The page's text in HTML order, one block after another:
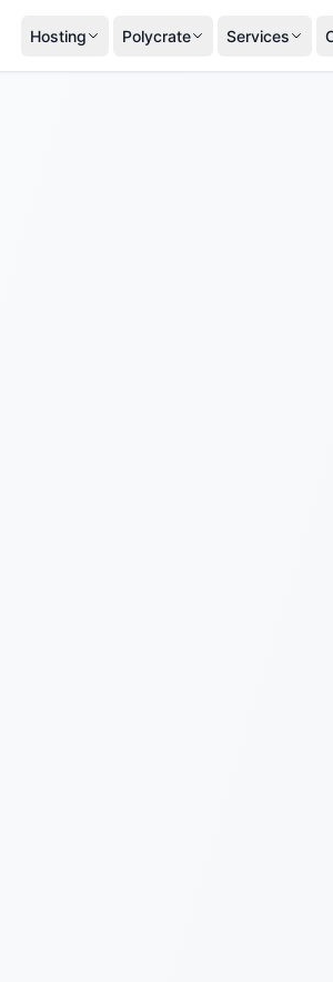
Hosting Polycrate Services